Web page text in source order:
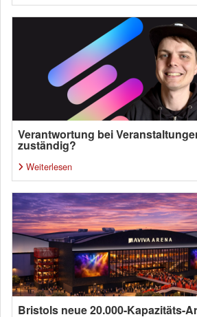
Verantwortung bei
zuständig?
Weiterlesen
Bristols neue 20.000-Kapazitäts-